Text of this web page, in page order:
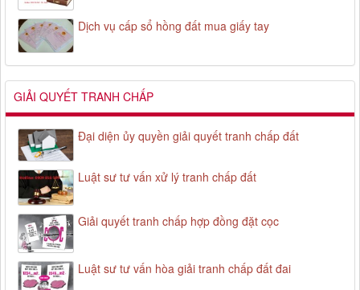
Dịch vụ cấp sổ hồng đất mua giấy tay
GIẢI QUYẾT TRANH CHẤP
Đại diện ủy quyền giải quyết tranh chấp đất
Luật sư tư vấn xử lý tranh chấp đất
Giải quyết tranh chấp hợp đồng đặt cọc
Luật sư tư vấn hòa giải tranh chấp đất đai